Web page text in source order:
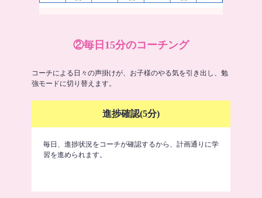
②毎日15分のコーチング
コーチによる日々の声掛けが、お子様のやる気を引き出し、勉
強モードに切り替えます。
進捗確認(5分)
毎日、進捗状況をコーチが確認するから、計画通りに学
習を進められます。